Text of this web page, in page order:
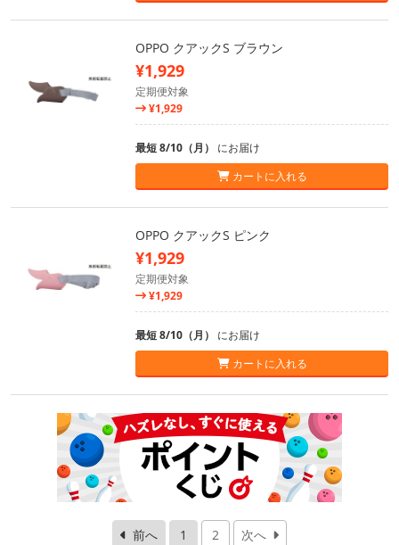
OPPO クアックS ブラウン
¥1,929
定期便対象
¥1,929
最短 8/10（月） にお届け
カートに入れる
OPPO クアックS ピンク
¥1,929
定期便対象
¥1,929
最短 8/10（月） にお届け
カートに入れる
前へ 1 2 次へ